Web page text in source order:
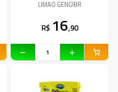
LIMAO GENGIBR
R$ 16,90